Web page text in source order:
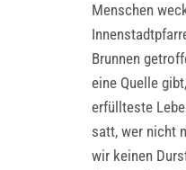
Menschen
Brunnen
eine Quelle
erfüllteste
satt, wer nicht
wir keinen